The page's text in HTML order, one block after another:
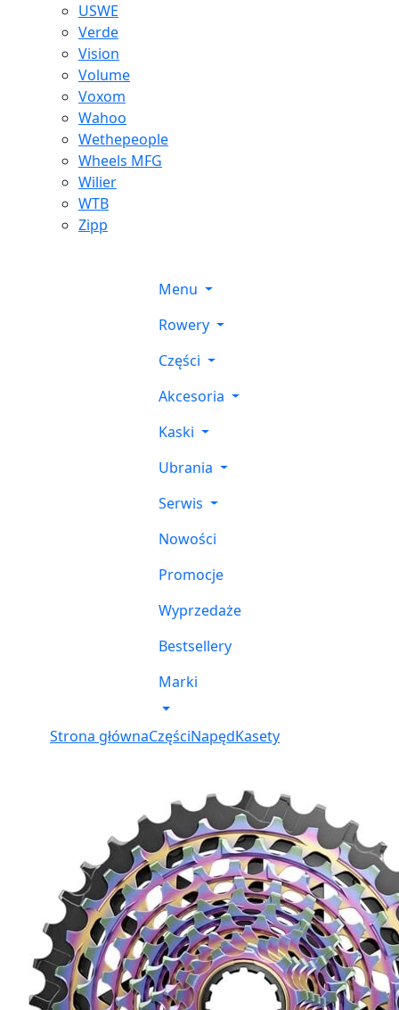
USWE
Verde
Vision
Volume
Voxom
Wahoo
Wethepeople
Wheels MFG
Wilier
WTB
Zipp
Menu
Rowery
Części
Akcesoria
Kaski
Ubrania
Serwis
Nowości
Promocje
Wyprzedaże
Bestsellery
Marki
Strona głównaCzęściNapędKasety